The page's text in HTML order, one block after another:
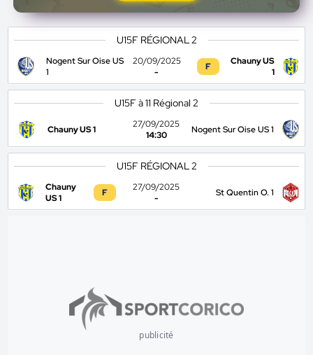
U15F RÉGIONAL 2
Nogent Sur Oise US
1
20/09/2025
-
F
Chauny US
1
U15F à 11 Régional 2
Chauny US 1
27/09/2025
14:30
Nogent Sur Oise US 1
U15F RÉGIONAL 2
Chauny
US 1
F
27/09/2025
-
St Quentin O. 1
publicité